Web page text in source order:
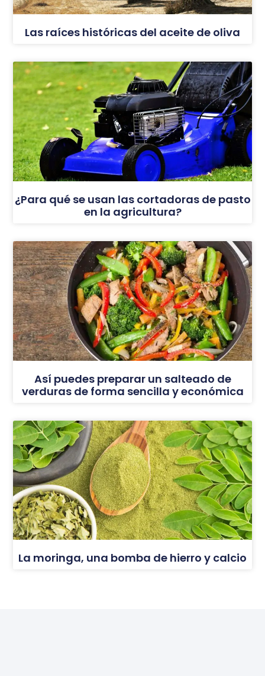
Las raíces históricas del aceite de oliva
¿Para qué se usan las cortadoras de pasto
en la agricultura?
Así puedes preparar un salteado de
verduras de forma sencilla y económica
La moringa, una bomba de hierro y calcio